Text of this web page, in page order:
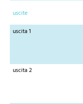
uscite
uscita 1
uscita 2